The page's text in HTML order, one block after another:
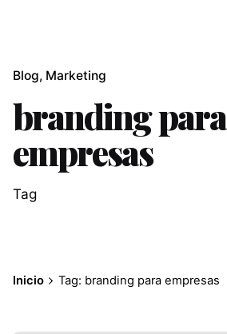
Blog Marketing
branding para
empresas
Tag
Inicio Tag: branding para empresas